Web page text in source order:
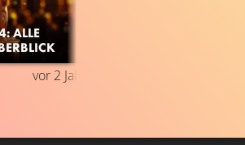
ALLE
vor 2 Jahren